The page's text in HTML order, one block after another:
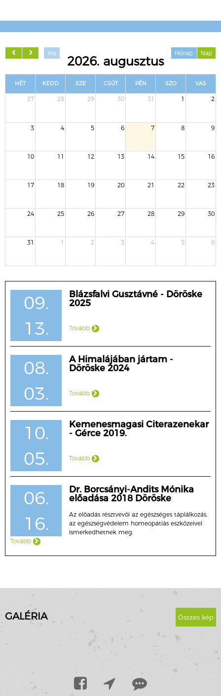
ma Hónap Nap
2026. augusztus
HÉT KEDD SZE CSÜT PÉN SZO VAS
27 28 29 30 31 1 2
3 4 5 6 7 8 9
10 11 12 13 14 15 16
17 18 19 20 21 22 23
24 25 26 27 28 29 30
31 1 2 3 4 5 6
09.
13.
Blázsfalvi Gusztávné - Döröske
2025
Tovább
08.
03.
A Himalájában jártam -
Döröske 2024
Tovább
10.
05.
Kemenesmagasi Citerazenekar
- Gérce 2019.
Tovább
06.
16.
Dr. Borcsányi-Andits Mónika
előadása 2018 Döröske
Az előadás résztvevői az egészséges táplálkozás,
az egészségvédelem homeopátiás eszközeivel
ismerkedhetnek meg.
Tovább
GALÉRIA Összes kép